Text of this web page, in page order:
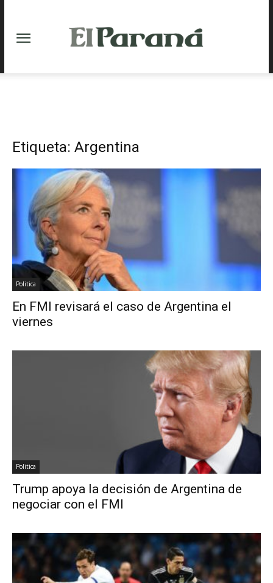
Etiqueta: Argentina
Politica
En FMI revisará el caso de Argentina el
viernes
Politica
Trump apoya la decisión de Argentina de
negociar con el FMI